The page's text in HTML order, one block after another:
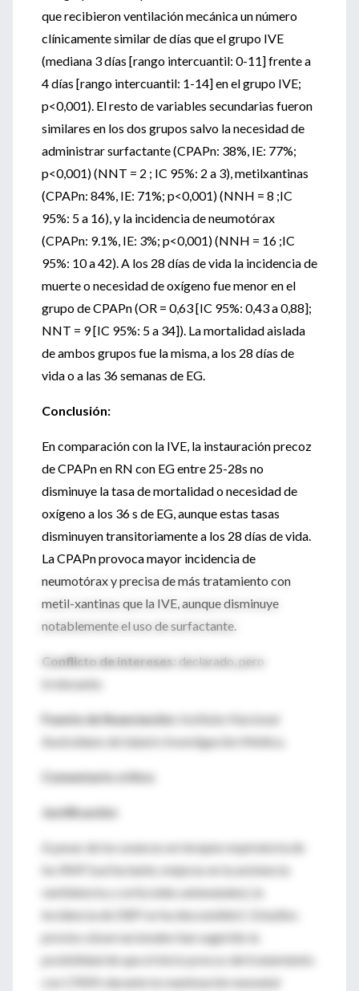
que recibieron ventilación mecánica un número
clínicamente similar de días que el grupo IVE
(mediana 3 días [rango intercuantil: 0-11] frente a
4 días [rango intercuantil: 1-14] en el grupo IVE;
p<0,001). El resto de variables secundarias fueron
similares en los dos grupos salvo la necesidad de
administrar surfactante (CPAPn: 38%, IE: 77%;
p<0,001) (NNT = 2 ; IC 95%: 2 a 3), metilxantinas
(CPAPn: 84%, IE: 71%; p<0,001) (NNH = 8 ;IC
95%: 5 a 16), y la incidencia de neumotórax
(CPAPn: 9.1%, IE: 3%; p<0,001) (NNH = 16 ;IC
95%: 10 a 42). A los 28 días de vida la incidencia de
muerte o necesidad de oxígeno fue menor en el
grupo de CPAPn (OR = 0,63 [IC 95%: 0,43 a 0,88];
NNT = 9 [IC 95%: 5 a 34]). La mortalidad aislada
de ambos grupos fue la misma, a los 28 días de
vida o a las 36 semanas de EG.
Conclusión:
En comparación con la IVE, la instauración precoz
de CPAPn en RN con EG entre 25-28s no
disminuye la tasa de mortalidad o necesidad de
oxígeno a los 36 s de EG, aunque estas tasas
disminuyen transitoriamente a los 28 días de vida.
La CPAPn provoca mayor incidencia de
neumotórax y precisa de más tratamiento con
metil-xantinas que la IVE, aunque disminuye
notablemente el uso de surfactante.
Conflicto de intereses: declarado, pero
irrelevante.
Fuente de financiación:
Instituto Nacional
Australiano de Salud e Investigación Médica.
Comentario crítico
Justificación:
A pesar de los avances en terapia respiratoria de
los RNP (surfactante, mejoras en la asistencia
ventilatoria y corticoides antenatales), la
incidencia de DBP no ha descendido1. Estudios
previos observacionales han sugerido la
posibilidad de que el inicio precoz del tratamiento
con CPAPn durante la reanimación neonatal